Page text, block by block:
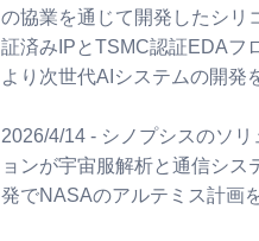
の協業を通じて開発したシリ
証済みIPとTSMC認証EDAフ
より次世代AIシステムの開発
2026/4/14 - シノプシスのソリ
ョンが宇宙服解析と通信シス
発でNASAのアルテミス計画